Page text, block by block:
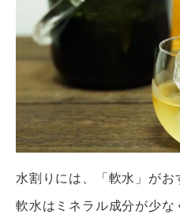
水割りには、「軟水」がお
軟水はミネラル成分が少な